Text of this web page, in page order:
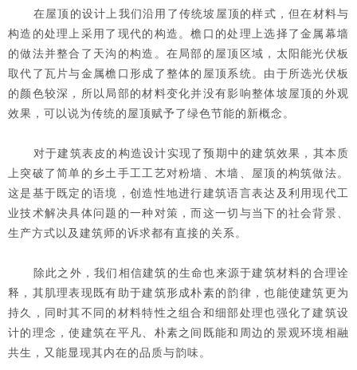
在屋顶的设计上我们沿用了传统坡屋顶的样式，但在材料与
构造的处理上采用了现代的构造。檐口的处理上选择了金属幕墙
的做法并整合了天沟的构造。在局部的屋顶区域，太阳能光伏板
取代了瓦片与金属檐口形成了整体的屋顶系统。由于所选光伏板
的颜色较深，所以局部的材料变化并没有影响整体坡屋顶的外观
效果，可以说为传统的屋顶赋予了绿色节能的新概念。
对于建筑表皮的构造设计实现了预期中的建筑效果，其本质
上突破了简单的乡土手工工艺对粉墙、木墙、屋顶的构筑做法。
这是基于既定的语境，创造性地进行建筑语言表达及利用现代工
业技术解决具体问题的一种对策，而这一切与当下的社会背景、
生产方式以及建筑师的诉求都有直接的关系。
除此之外，我们相信建筑的生命也来源于建筑材料的合理诠
释，其肌理表现既有助于建筑形成朴素的韵律，也能使建筑更为
持久，同时其不同的材料特性之组合和细部处理也强化了建筑设
计的理念，使建筑在平凡、朴素之间既能和周边的景观环境相融
共生，又能显现其内在的品质与韵味。